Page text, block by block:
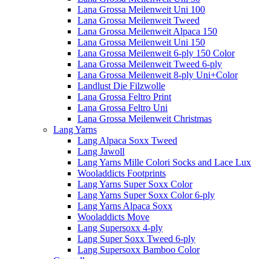
Lana Grossa Meilenweit Uni 100
Lana Grossa Meilenweit Tweed
Lana Grossa Meilenweit Alpaca 150
Lana Grossa Meilenweit Uni 150
Lana Grossa Meilenweit 6-ply 150 Color
Lana Grossa Meilenweit Tweed 6-ply
Lana Grossa Meilenweit 8-ply Uni+Color
Landlust Die Filzwolle
Lana Grossa Feltro Print
Lana Grossa Feltro Uni
Lana Grossa Meilenweit Christmas
Lang Yarns
Lang Alpaca Soxx Tweed
Lang Jawoll
Lang Yarns Mille Colori Socks and Lace Lux
Wooladdicts Footprints
Lang Yarns Super Soxx Color
Lang Yarns Super Soxx Color 6-ply
Lang Yarns Alpaca Soxx
Wooladdicts Move
Lang Supersoxx 4-ply
Lang Super Soxx Tweed 6-ply
Lang Supersoxx Bamboo Color